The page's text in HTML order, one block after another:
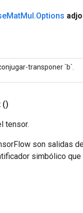
MatMul.Options
transponer `b`.
()
tensor.
son salidas
simbólico